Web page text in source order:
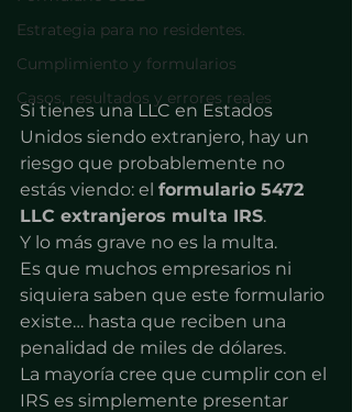
Estrategia para no residentes.
Cumplimiento y formularios
Casos, resultados y errores reales
Si tienes una LLC en Estados
Unidos siendo extranjero, hay un
riesgo que probablemente no
estás viendo: el formulario 5472
LLC extranjeros multa IRS.
Y lo más grave no es la multa.
Es que muchos empresarios ni
siquiera saben que este formulario
existe… hasta que reciben una
penalidad de miles de dólares.
La mayoría cree que cumplir con el
IRS es simplemente presentar